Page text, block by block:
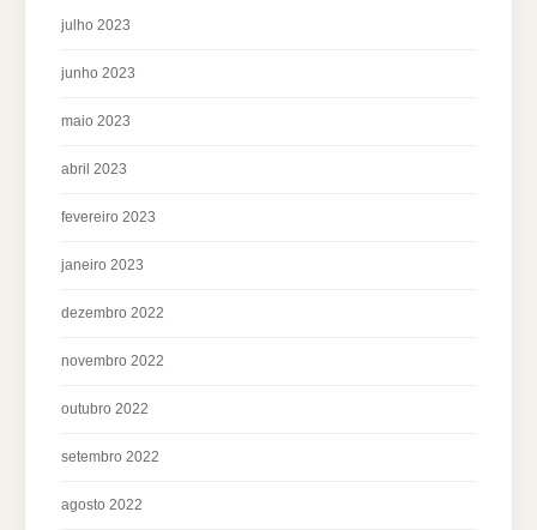
julho 2023
junho 2023
maio 2023
abril 2023
fevereiro 2023
janeiro 2023
dezembro 2022
novembro 2022
outubro 2022
setembro 2022
agosto 2022